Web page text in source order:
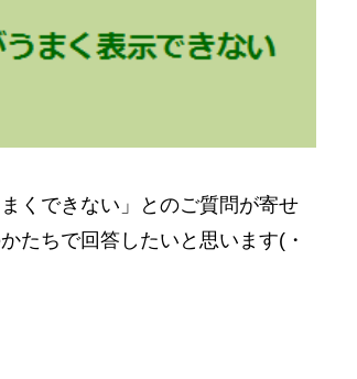
くできない」とのご質問が寄せ
たちで回答したいと思います(・